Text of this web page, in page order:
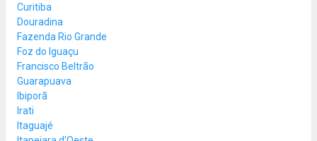
Curitiba
Douradina
Fazenda Rio Grande
Foz do Iguaçu
Francisco Beltrão
Guarapuava
Ibiporã
Irati
Itaguajé